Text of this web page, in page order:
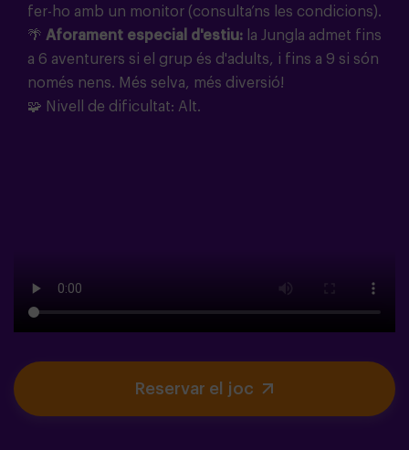
fer-ho amb un monitor (consulta’ns les condicions).
🌴 Aforament especial d'estiu: la Jungla admet fins
a 6 aventurers si el grup és d'adults, i fins a 9 si són
només nens. Més selva, més diversió!
🧩 Nivell de dificultat: Alt.
Reservar el joc